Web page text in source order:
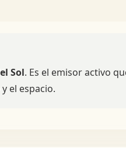
Sol. Es el emisor activo
el espacio.